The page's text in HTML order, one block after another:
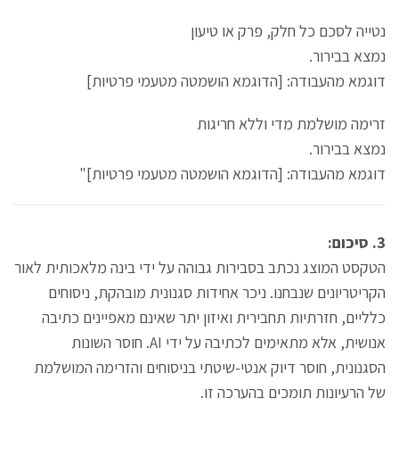
נטייה לסכם כל חלק, פרק או טיעון
נמצא בבירור.
דוגמא מהעבודה: [הדוגמא הושמטה מטעמי פרטיות]
זרימה מושלמת מדי וללא חריגות
נמצא בבירור.
דוגמא מהעבודה: [הדוגמא הושמטה מטעמי פרטיות]"
3. סיכום:
הטקסט המוצג נכתב בסבירות גבוהה על ידי בינה מלאכותית לאור
הקריטריונים שנבחנו. ניכר אחידות סגנונית מובהקת, ניסוחים
כלליים, חזרתיות תחבירית ואיזון יתר שאינם מאפיינים כתיבה
אנושית, אלא מתאימים לכתיבה על ידי AI. חוסר השונות
הסגנונית, חוסר דיוק אנטי-שיטתי בניסוחים והזרימה המושלמת
של הרעיונות תומכים בהערכה זו.